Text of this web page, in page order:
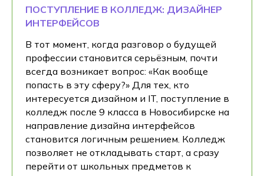
ПОСТУПЛЕНИЕ В КОЛЛЕДЖ: ДИЗАЙНЕР
ИНТЕРФЕЙСОВ
В тот момент, когда разговор о будущей
профессии становится серьёзным, почти
всегда возникает вопрос: «Как вообще
попасть в эту сферу?» Для тех, кто
интересуется дизайном и IT, поступление в
колледж после 9 класса в Новосибирске на
направление дизайна интерфейсов
становится логичным решением. Колледж
позволяет не откладывать старт, а сразу
перейти от школьных предметов к